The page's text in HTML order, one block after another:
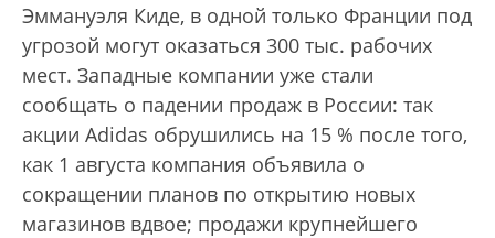
Эммануэля Киде, в одной только Франции под
угрозой могут оказаться 300 тыс. рабочих
мест. Западные компании уже стали
сообщать о падении продаж в России: так
акции Adidas обрушились на 15 % после того,
как 1 августа компания объявила о
сокращении планов по открытию новых
магазинов вдвое; продажи крупнейшего